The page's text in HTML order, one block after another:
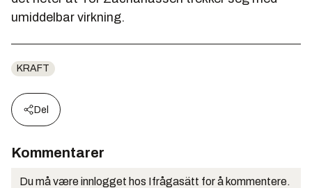
umiddelbar virkning.
KRAFT
Del
Kommentarer
Du må være innlogget hos Ifrågasätt for å kommentere.